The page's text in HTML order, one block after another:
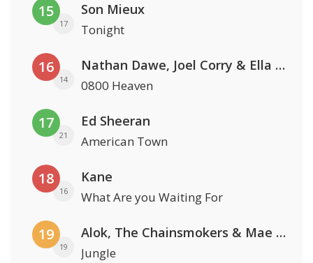
15
17
Son Mieux
Tonight
16
14
Nathan Dawe, Joel Corry & Ella Henderson
0800 Heaven
17
21
Ed Sheeran
American Town
18
16
Kane
What Are you Waiting For
19
19
Alok, The Chainsmokers & Mae Stephens
Jungle